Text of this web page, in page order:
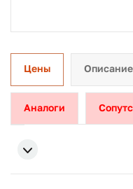
Цены Описание
Аналоги